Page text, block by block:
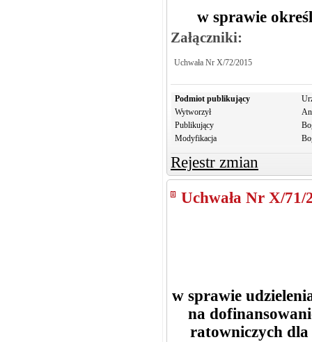
w sprawie
Załączniki:
Uchwała Nr X/72/2015
Podmiot publikujący
Wytworzył
Publikujący
Modyfikacja
Rejestr zmian
Uchwała Nr X/71/
w sprawie
na
ratowniczych